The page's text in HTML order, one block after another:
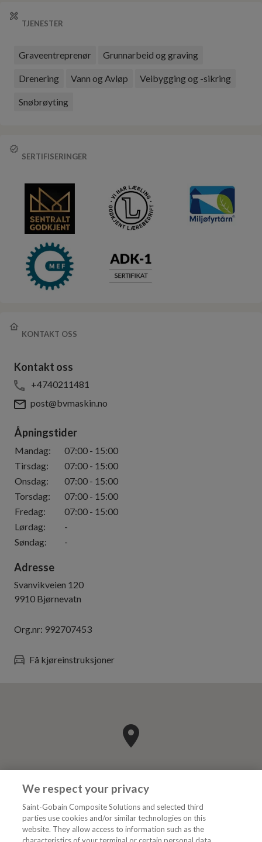
TJENESTER
Graveentreprenør Grunnarbeid og graving
Drenering Vann og Avløp Veibygging og -sikring
Snøbrøyting
SERTIFISERINGER
KONTAKT OSS
Kontakt oss
+4740211481
post@bvmaskin.no
Åpningstider
Mandag: 07:00 - 15:00
Tirsdag: 07:00 - 15:00
Onsdag: 07:00 - 15:00
Torsdag: 07:00 - 15:00
Fredag: 07:00 - 15:00
Lørdag:
-
Søndag: -
Adresse
Svanvikveien 120
9910 Bjørnevatn
Org.nr: 992707453
Få kjøreinstruksjoner
We respect your privacy
Saint-Gobain Composite Solutions and selected third
parties use cookies and/or similar technologies on this
website. They allow access to information such as the